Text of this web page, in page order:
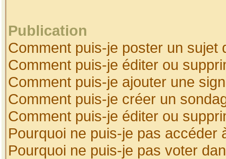
Publication
Comment puis-je poster un sujet
Comment puis-je éditer ou
Comment puis-je ajouter une
Comment puis-je créer un
Comment puis-je éditer ou
Pourquoi ne puis-je pas accéder
Pourquoi ne puis-je pas voter